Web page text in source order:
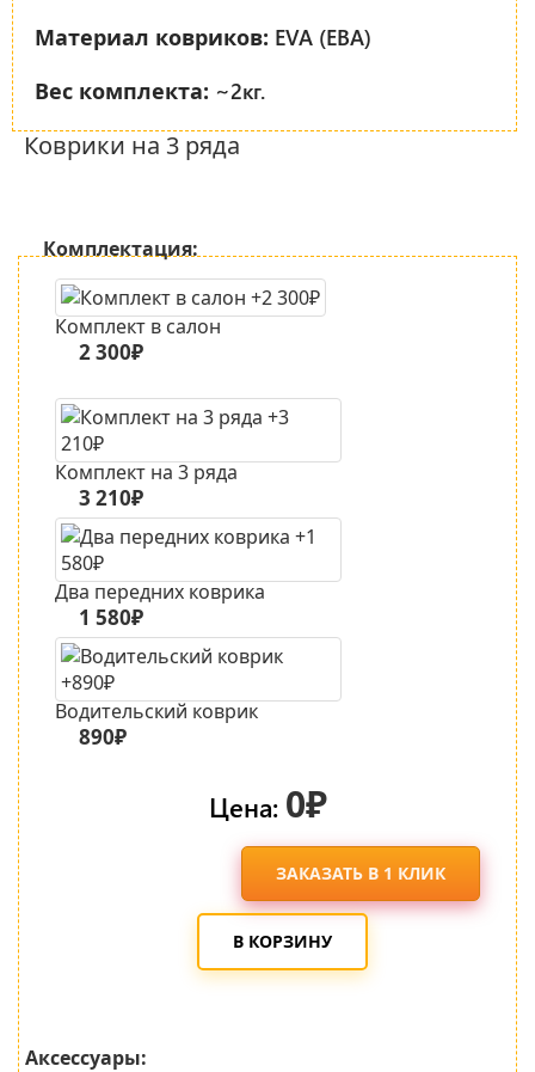
Материал ковриков: EVA (ЕВА)
Вес комплекта: ~2кг.
Коврики на 3 ряда
Комплектация:
Комплект в салон
2 300₽
Комплект на 3 ряда
3 210₽
Два передних коврика
1 580₽
Водительский коврик
890₽
Цена: 0₽
ЗАКАЗАТЬ В 1 КЛИК
В КОРЗИНУ
Аксессуары: